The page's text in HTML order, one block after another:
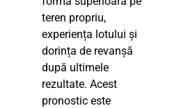
teren propriu,
experiența lotului și
dorința de revanșă
după ultimele
rezultate. Acest
pronostic este